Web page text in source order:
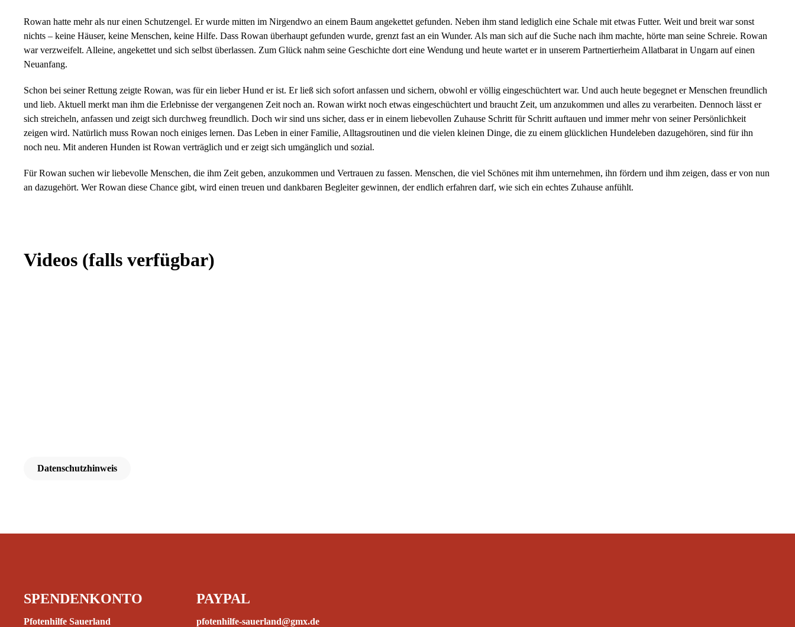
Rowan hatte mehr als nur einen Schutzengel. Er wurde mitten im Nirgendwo an einem Baum angekettet gefunden. Neben ihm stand lediglich eine Schale mit etwas Futter. Weit und breit war sonst
nichts – keine Häuser, keine Menschen, keine Hilfe. Dass Rowan überhaupt gefunden wurde, grenzt fast an ein Wunder. Als man sich auf die Suche nach ihm machte, hörte man seine Schreie. Rowan
war verzweifelt. Alleine, angekettet und sich selbst überlassen. Zum Glück nahm seine Geschichte dort eine Wendung und heute wartet er in unserem Partnertierheim Allatbarat in Ungarn auf einen
Neuanfang.
Schon bei seiner Rettung zeigte Rowan, was für ein lieber Hund er ist. Er ließ sich sofort anfassen und sichern, obwohl er völlig eingeschüchtert war. Und auch heute begegnet er Menschen freundlich
und lieb. Aktuell merkt man ihm die Erlebnisse der vergangenen Zeit noch an. Rowan wirkt noch etwas eingeschüchtert und braucht Zeit, um anzukommen und alles zu verarbeiten. Dennoch lässt er
sich streicheln, anfassen und zeigt sich durchweg freundlich. Doch wir sind uns sicher, dass er in einem liebevollen Zuhause Schritt für Schritt auftauen und immer mehr von seiner Persönlichkeit
zeigen wird. Natürlich muss Rowan noch einiges lernen. Das Leben in einer Familie, Alltagsroutinen und die vielen kleinen Dinge, die zu einem glücklichen Hundeleben dazugehören, sind für ihn
noch neu. Mit anderen Hunden ist Rowan verträglich und er zeigt sich umgänglich und sozial.
Für Rowan suchen wir liebevolle Menschen, die ihm Zeit geben, anzukommen und Vertrauen zu fassen. Menschen, die viel Schönes mit ihm unternehmen, ihn fördern und ihm zeigen, dass er von nun
an dazugehört. Wer Rowan diese Chance gibt, wird einen treuen und dankbaren Begleiter gewinnen, der endlich erfahren darf, wie sich ein echtes Zuhause anfühlt.
Videos (falls verfügbar)
Datenschutzhinweis
SPENDENKONTO
Pfotenhilfe Sauerland
PAYPAL
pfotenhilfe-sauerland@gmx.de